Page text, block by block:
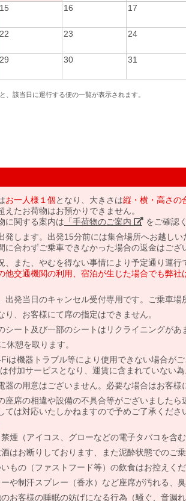
15 16 17
22 23 24
29 30 31
、該当日に運行する便の一覧が表示されます。
お一人様１個となり、大きさは縦・横・高さの
えたお荷物はお預かりできません。
に関する案内は 「手荷物のご案内」 をご確認
発します。出発15分前には集合場所へお越しい
合わずご乗車できなかった場合の返金はござ
、また、やむを得ない事情により予定通り運行
他交通機関の利用、宿泊が生じた場合でも弊
出発当日のキャンセル受付専用です。ご乗車場
り、お客様にて席の指定はできません。
シート及び一部のシートはリクライニングがあ
休憩を取ります。
は機器トラブル等により使用できない場合が
付加サービスとなり、運賃に含まれていない為
器の用意はございません。必要な場合はお客様
座席の相違や設備の不具合等がございました
ては対応いたしかねますので予めご了承くださ
煙（アイコス、グローなどの電子タバコを含む
はお断りしております、また泥酔状態でのご
もの（ファストフード等）の飲食はお控えくだ
や制汗スプレー（香水）など座席が汚れる、
お客様の睡眠の妨げになる行為（騒ぐ、音漏